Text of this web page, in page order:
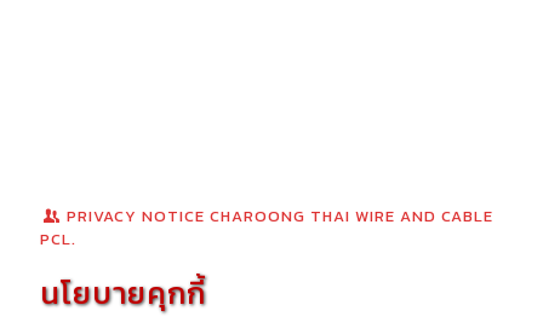
PRIVACY NOTICE CHAROONG THAI WIRE AND CABLE
PCL.
นโยบายคุกกี้